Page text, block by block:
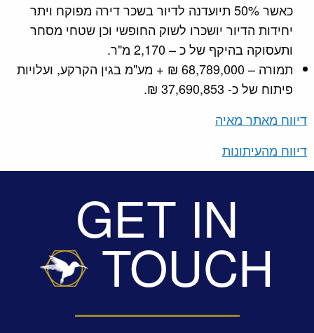
כאשר 50% תיועדנה לדיור בשכר דירה מפוקח ויתר
יחידות הדיור יושכרו לשוק החופשי וכן שטחי מסחר
ותעסוקה בהיקף של כ – 2,170 מ"ר.
תמורה – 68,789,000 ₪ + מע"מ בגין הקרקע, ועלויות
פיתוח של כ- 37,690,853 ₪.
דיווח מאתר מאיה
דיווח מהעיתונות
GET IN
TOUCH